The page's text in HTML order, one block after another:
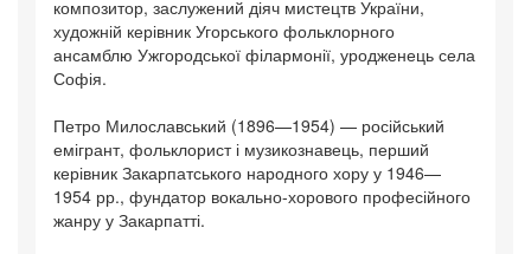
композитор, заслужений діяч мистецтв України,
художній керівник Угорського фольклорного
ансамблю Ужгородської філармонії, уродженець села
Софія.
Петро Милославський (1896—1954) — російський
емі­грант, фольклорист і музико­зна­вець, перший
керівник За­кар­пат­ського народного хору у 1946—
1954 рр., фундатор во­каль­но-хорового професійного
жанру у Закарпатті.